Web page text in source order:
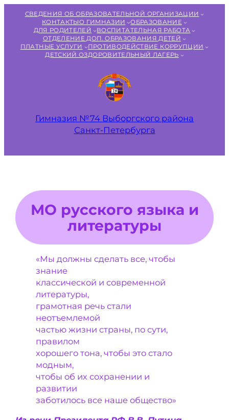
Перейти
содержимому
СВЕДЕНИЯ ОБ ОБРАЗОВАТЕЛЬНОЙ ОРГАНИЗАЦИИ
КОНТАКТЫО ГИМНАЗИИ
ОБРАЗОВАНИЕ
ДЛЯ РОДИТЕЛЕЙ
ВОСПИТАТЕЛЬНАЯ РАБОТА
ОТДЕЛЕНИЕ ДОП. ОБРАЗОВАНИЯ ДЕТЕЙ
ПЛАТНЫЕ УСЛУГИ
ПРОТИВОДЕЙСТВИЕ КОРРУПЦИИ
ДЕТСКИЙ ОЗДОРОВИТЕЛЬНЫЙ ЛАГЕРЬ
Гимназия №74 Выборгского района
Санкт‑Петербурга
МО русского языка и
литературы
«Мы должны сделать все, чтобы
знание
классической и современной
литературы,
грамотная речь стали
неотъемлемой
частью жизни страны, по сути,
правилом
хорошего тона, чтобы это стало
модным,
чтобы об их сохранении и
развитии
заботилось все наше общество»